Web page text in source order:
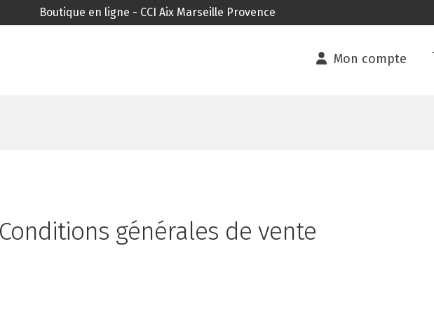
Boutique en ligne - CCI Aix Marseille Provence
Mon compte
Conditions générales de vente